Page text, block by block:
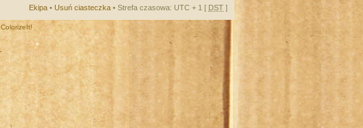
Ekipa • Usuń ciasteczka • Strefa czasowa: UTC + 1 [ DST ]
ColorizeIt!